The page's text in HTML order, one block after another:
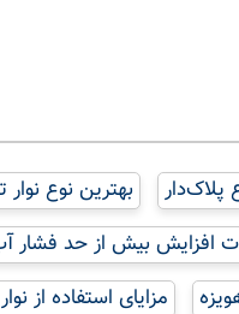
پلاک‌دار بهترین نوع
افزایش بیش از حد فشار
مزایای استفاده از